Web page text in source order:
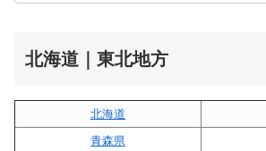
北海道｜東北地方
北海道
青森県